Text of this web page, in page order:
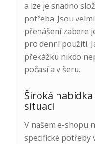
a lze je snadno
potřeba. Jsou
přenášení zabere
pro denní použití.
překážku nikdo
počasí a v šeru.
Široká
situaci
V našem e-shopu
specifické potřeby